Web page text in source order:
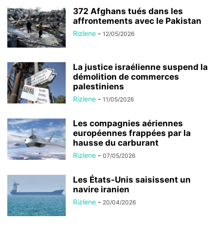
372 Afghans tués dans les
affrontements avec le Pakistan
Rizlene - 12/05/2026
La justice israélienne suspend la
démolition de commerces
palestiniens
Rizlene - 11/05/2026
Les compagnies aériennes
européennes frappées par la
hausse du carburant
Rizlene - 07/05/2026
Les États-Unis saisissent un
navire iranien
Rizlene - 20/04/2026